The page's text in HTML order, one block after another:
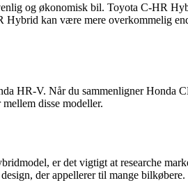
og økonomisk bil. Toyota C-HR
kan være mere overkommelig
HR-V. Når du sammenligner
disse modeller.
er det vigtigt at researche
der appellerer til mange bilkøbere.